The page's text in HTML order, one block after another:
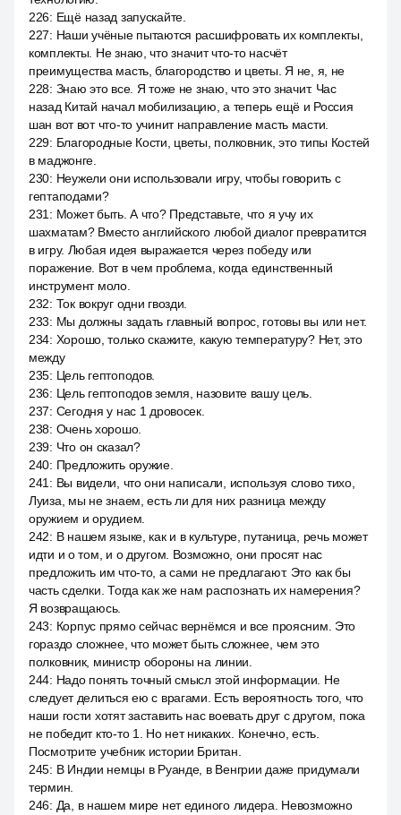
226: Ещё назад запускайте.
227: Наши учёные пытаются расшифровать их комплекты,
комплекты. Не знаю, что значит что-то насчёт
преимущества масть, благородство и цветы. Я не, я, не
228: Знаю это все. Я тоже не знаю, что это значит. Час
назад Китай начал мобилизацию, а теперь ещё и Россия
шан вот вот что-то учинит направление масть масти.
229: Благородные Кости, цветы, полковник, это типы Костей
в маджонге.
230: Неужели они использовали игру, чтобы говорить с
гептаподами?
231 : Может быть. А что? Представьте, что я учу их
шахматам? Вместо английского любой диалог превратится
в игру. Любая идея выражается через победу или
поражение. Вот в чем проблема, когда единственный
инструмент моло.
232: Ток вокруг одни гвозди.
233: Мы должны задать главный вопрос, готовы вы или нет.
234: Хорошо, только скажите, какую температуру? Нет, это
между
235: Цель гептоподов.
236: Цель гептоподов земля, назовите вашу цель.
237: Сегодня у нас 1 дровосек.
238: Очень хорошо.
239: Что он сказал?
240: Предложить оружие.
241 : Вы видели, что они написали, используя слово тихо,
Луиза, мы не знаем, есть ли для них разница между
оружием и орудием.
242: В нашем языке, как и в культуре, путаница, речь может
идти и о том, и о другом. Возможно, они просят нас
предложить им что-то, а сами не предлагают. Это как бы
часть сделки. Тогда как же нам распознать их намерения?
Я возвращаюсь.
243: Корпус прямо сейчас вернёмся и все проясним. Это
гораздо сложнее, что может быть сложнее, чем это
полковник, министр обороны на линии.
244: Надо понять точный смысл этой информации. Не
следует делиться ею с врагами. Есть вероятность того, что
наши гости хотят заставить нас воевать друг с другом, пока
не победит кто-то 1. Но нет никаких. Конечно, есть.
Посмотрите учебник истории Британ.
245: В Индии немцы в Руанде, в Венгрии даже придумали
термин.
246: Да, в нашем мире нет единого лидера. Невозможно